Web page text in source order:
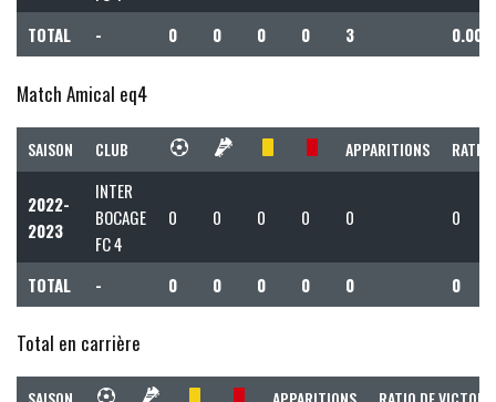
TOTAL - 0 0 0 0 3 0.00
Match Amical eq4
SAISON CLUB APPARITIONS RATIO
2022-
2023
INTER
BOCAGE
FC 4
0 0 0 0 0 0
TOTAL - 0 0 0 0 0 0
Total en carrière